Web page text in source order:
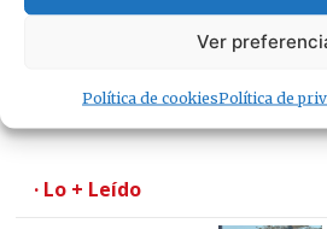
Ver
Política de cookiesPolítica de
cuadrados en pleno centro de
07/08/2026
· Lo + Leído